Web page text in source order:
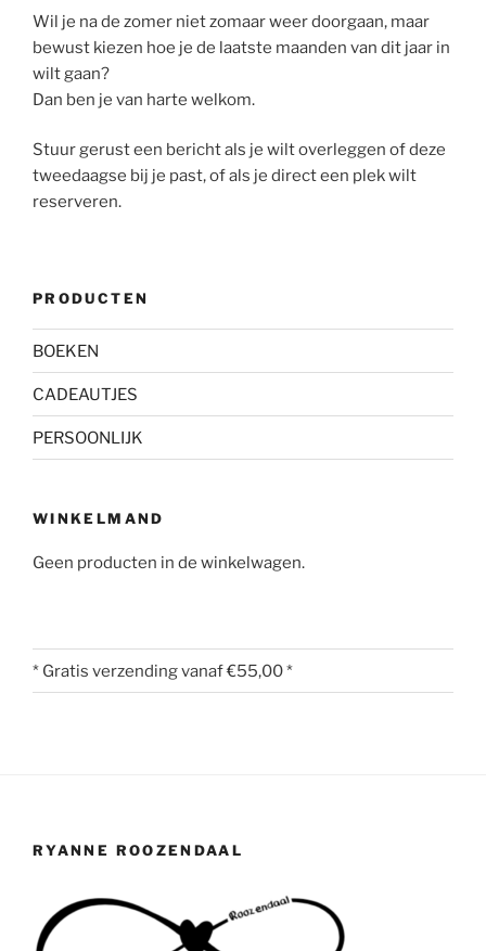
Wil je na de zomer niet zomaar weer doorgaan, maar
bewust kiezen hoe je de laatste maanden van dit jaar in
wilt gaan?
Dan ben je van harte welkom.
Stuur gerust een bericht als je wilt overleggen of deze
tweedaagse bij je past, of als je direct een plek wilt
reserveren.
PRODUCTEN
BOEKEN
CADEAUTJES
PERSOONLIJK
WINKELMAND
Geen producten in de winkelwagen.
* Gratis verzending vanaf €55,00 *
RYANNE ROOZENDAAL